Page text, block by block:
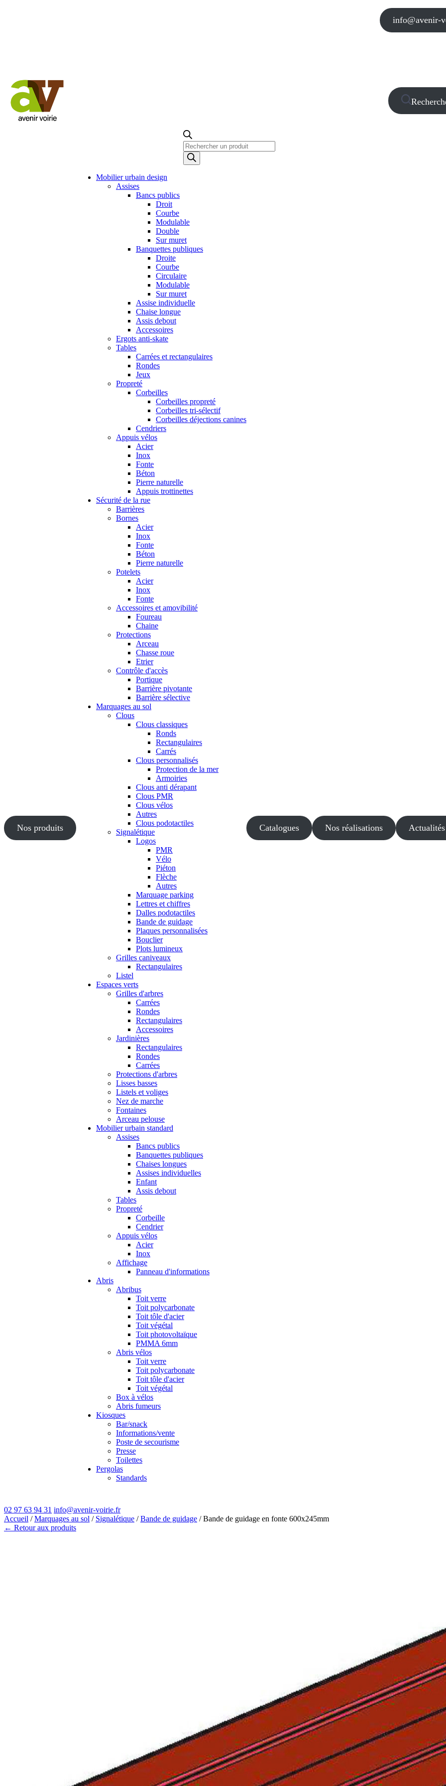
info@avenir-
Recherche
de
produits
Nos produits
Mobilier urbain design
Assises
Bancs publics
Droit
Courbe
Modulable
Double
Sur muret
Banquettes publiques
Droite
Courbe
Circulaire
Modulable
Sur muret
Assise individuelle
Chaise longue
Assis debout
Accessoires
Ergots anti-skate
Tables
Carrées et rectangulaires
Rondes
Jeux
Propreté
Corbeilles
Corbeilles propreté
Corbeilles tri-sélectif
Corbeilles déjections canines
Cendriers
Appuis vélos
Acier
Inox
Fonte
Béton
Pierre naturelle
Appuis trottinettes
Sécurité de la rue
Barrières
Bornes
Acier
Inox
Fonte
Béton
Pierre naturelle
Potelets
Acier
Inox
Fonte
Accessoires et amovibilité
Foureau
Chaine
Protections
Arceau
Chasse roue
Etrier
Contrôle d'accès
Portique
Barrière pivotante
Barrière sélective
Marquages au sol
Clous
Clous classiques
Ronds
Rectangulaires
Carrés
Clous personnalisés
Protection de la mer
Armoiries
Clous anti dérapant
Clous PMR
Clous vélos
Autres
Clous podotactiles
Signalétique
Logos
PMR
Vélo
Piéton
Flèche
Autres
Marquage parking
Lettres et chiffres
Dalles podotactiles
Bande de guidage
Plaques personnalisées
Bouclier
Plots lumineux
Grilles caniveaux
Rectangulaires
Listel
Espaces verts
Grilles d'arbres
Carrées
Rondes
Rectangulaires
Accessoires
Jardinières
Rectangulaires
Rondes
Carrées
Protections d'arbres
Lisses basses
Listels et voliges
Nez de marche
Fontaines
Arceau pelouse
Mobilier urbain standard
Assises
Bancs publics
Banquettes publiques
Chaises longues
Assises individuelles
Enfant
Assis debout
Tables
Propreté
Corbeille
Cendrier
Appuis vélos
Acier
Inox
Affichage
Panneau d'informations
Abris
Abribus
Toit verre
Toit polycarbonate
Toit tôle d'acier
Toit végétal
Toit photovoltaïque
PMMA 6mm
Abris vélos
Toit verre
Toit polycarbonate
Toit tôle d'acier
Toit végétal
Box à vélos
Abris fumeurs
Kiosques
Bar/snack
Informations/vente
Poste de secourisme
Presse
Toilettes
Pergolas
Standards
Catalogues Nos réalisations Actualités
02 97 63 94 31 info@avenir-voirie.fr
Accueil /Marquages au sol / Signalétique /Bande de guidage / Bande de guidage en fonte 600x245mm
← Retour aux produits